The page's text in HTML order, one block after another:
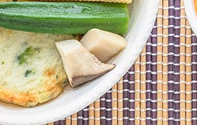
高次脳機能障害